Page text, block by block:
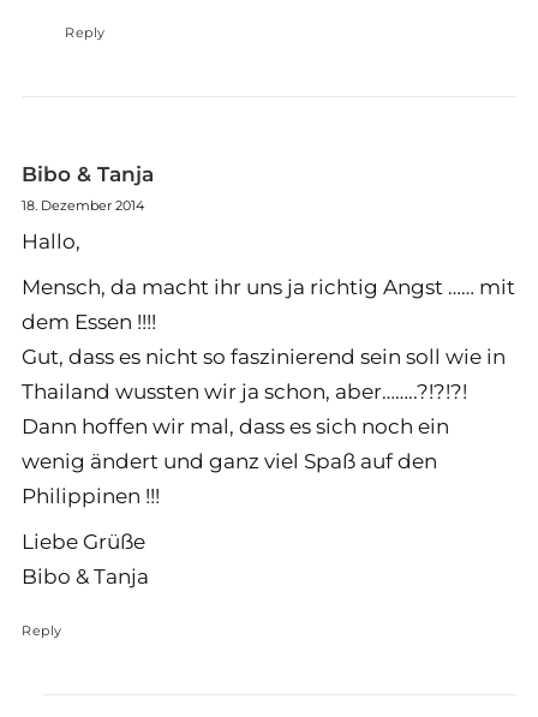
Reply
Bibo & Tanja
18. Dezember 2014
Hallo,
Mensch, da macht ihr uns ja richtig Angst …… mit
dem Essen !!!!
Gut, dass es nicht so faszinierend sein soll wie in
Thailand wussten wir ja schon, aber……..?!?!?!
Dann hoffen wir mal, dass es sich noch ein
wenig ändert und ganz viel Spaß auf den
Philippinen !!!
Liebe Grüße
Bibo & Tanja
Reply